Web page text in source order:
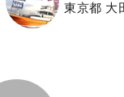
東京都 大